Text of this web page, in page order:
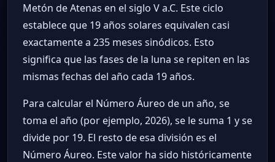
Metón de Atenas en el siglo V a.C. Este ciclo
establece que 19 años solares equivalen casi
exactamente a 235 meses sinódicos. Esto
significa que las fases de la luna se repiten en las
mismas fechas del año cada 19 años.
Para calcular el Número Áureo de un año, se
toma el año (por ejemplo, 2026), se le suma 1 y se
divide por 19. El resto de esa división es el
Número Áureo. Este valor ha sido históricamente